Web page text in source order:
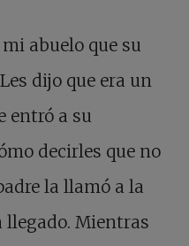
abuelo que su
dijo que era un
entró a su
decirles que no
la llamó a la
llegado. Mientras